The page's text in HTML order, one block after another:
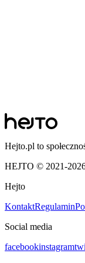
Hejto.pl to
HEJTO © 2021-
Hejto
KontaktRegulamin
Social media
facebookinstagram